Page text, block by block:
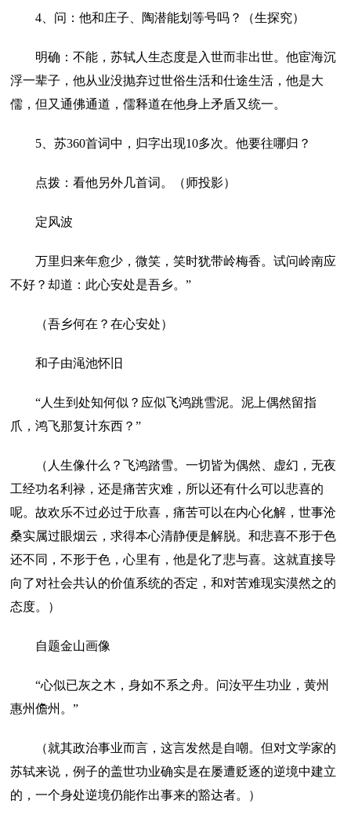
4、问：他和庄子、陶潜能划等号吗？（生探究）
明确：不能，苏轼人生态度是入世而非出世。他宦海沉
浮一辈子，他从业没抛弃过世俗生活和仕途生活，他是大
儒，但又通佛通道，儒释道在他身上矛盾又统一。
5、苏360首词中，归字出现10多次。他要往哪归？
点拨：看他另外几首词。（师投影）
定风波
万里归来年愈少，微笑，笑时犹带岭梅香。试问岭南应
不好？却道：此心安处是吾乡。”
（吾乡何在？在心安处）
和子由渑池怀旧
“人生到处知何似？应似飞鸿跳雪泥。泥上偶然留指
爪，鸿飞那复计东西？”
（人生像什么？飞鸿踏雪。一切皆为偶然、虚幻，无夜
工经功名利禄，还是痛苦灾难，所以还有什么可以悲喜的
呢。故欢乐不过必过于欣喜，痛苦可以在内心化解，世事沧
桑实属过眼烟云，求得本心清静便是解脱。和悲喜不形于色
还不同，不形于色，心里有，他是化了悲与喜。这就直接导
向了对社会共认的价值系统的否定，和对苦难现实漠然之的
态度。）
自题金山画像
“心似已灰之木，身如不系之舟。问汝平生功业，黄州
惠州儋州。”
（就其政治事业而言，这言发然是自嘲。但对文学家的
苏轼来说，例子的盖世功业确实是在屡遭贬逐的逆境中建立
的，一个身处逆境仍能作出事来的豁达者。）